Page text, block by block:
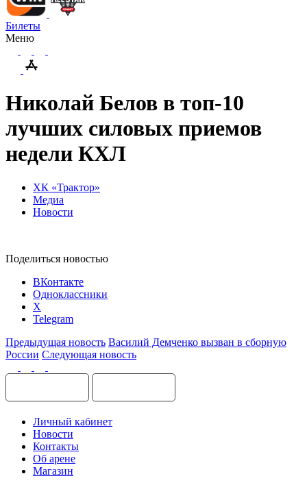
Билеты
Меню
Николай Белов в топ-10
лучших силовых приемов
недели КХЛ
ХК «Трактор»
Медиа
Новости
Поделиться новостью
ВКонтакте
Одноклассники
X
Telegram
Предыдущая новость Василий Демченко вызван в сборную
России Следующая новость
Личный кабинет
Новости
Контакты
Об арене
Магазин